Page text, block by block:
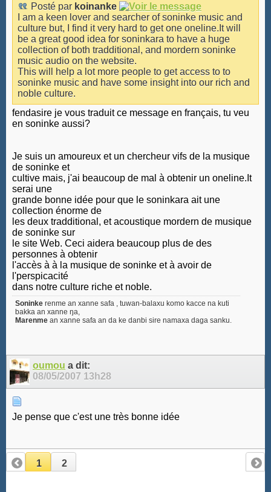
Posté par koinanke
I am a keen lover and searcher of soninke music and
culture but, I find it very hard to get one oneline.It will
be a great good idea for soninkara to have a huge
collection of both tradditional, and mordern soninke
music audio on the website.
This will help a lot more people to get access to to
soninke music and have some insight into our rich and
noble culture.
fendasire je vous traduit ce message en français, tu veu
en soninke aussi?
Je suis un amoureux et un chercheur vifs de la musique
de soninke et
cultive mais, j'ai beaucoup de mal à obtenir un oneline.It
serai une
grande bonne idée pour que le soninkara ait une
collection énorme de
les deux tradditional, et acoustique mordern de musique
de soninke sur
le site Web. Ceci aidera beaucoup plus de des
personnes à obtenir
l'accès à à la musique de soninke et à avoir de
l'perspicacité
dans notre culture riche et noble.
Soninke renme an xanne safa , tuwan-balaxu komo kacce na kuti
bakka an xanne ŋa,
Marenme an xanne safa an da ke danbi sire namaxa daga sanku.
oumou a dit:
08/05/2007 13h28
Je pense que c'est une très bonne idée
1 2